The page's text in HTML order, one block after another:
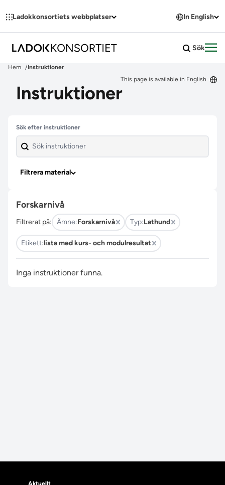
Ladokkonsortiets webbplatser In English
Sök
Hem
Instruktioner
This page is available in English
Instruktioner
Hoppa över filter
Sök efter instruktioner
Filtrera material
Forskarnivå
Filtrerat på: Ämne:Forskarnivå Typ:Lathund
Etikett:lista med kurs- och modulresultat
Inga instruktioner funna.
Aktuellt